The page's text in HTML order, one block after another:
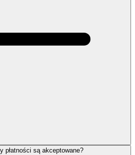
płatności są akceptowane?